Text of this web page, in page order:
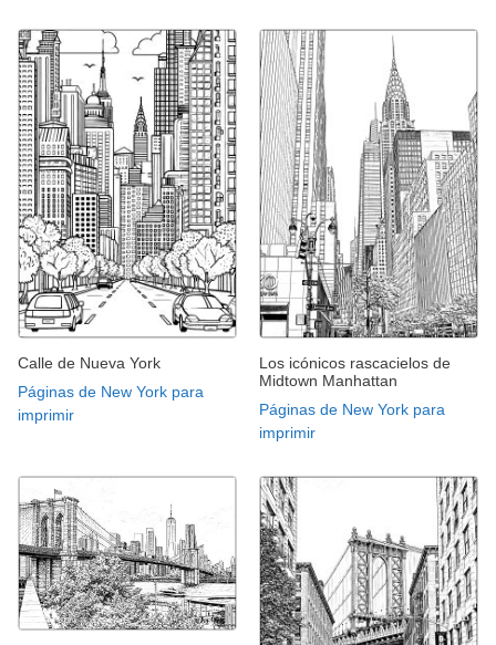
Calle de Nueva York
Páginas de New York para
imprimir
Los icónicos rascacielos de
Midtown Manhattan
Páginas de New York para
imprimir